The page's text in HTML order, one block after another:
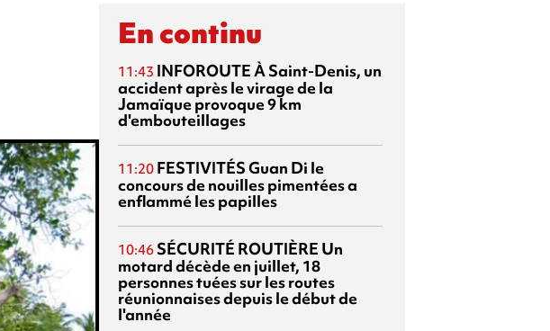
En continu
11:43 INFOROUTEÀ Saint-Denis, un
accident après le virage de la
Jamaïque provoque 9 km
d'embouteillages
11:20 FESTIVITÉSGuan Di le
concours de nouilles pimentées a
enflammé les papilles
10:46 SÉCURITÉ ROUTIÈRE Un
motard décède en juillet, 18
personnes tuées sur les routes
réunionnaises depuis le début de
l'année